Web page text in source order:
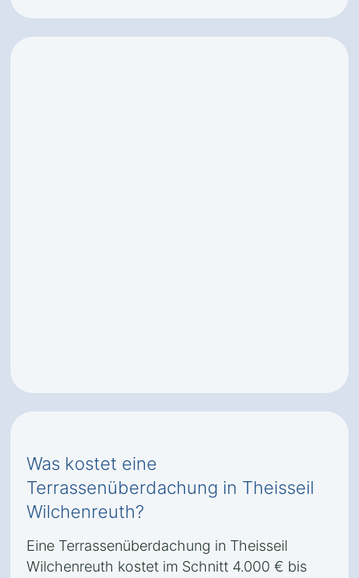
Was kostet eine
Terrassenüberdachung in Theisseil
Wilchenreuth?
Eine Terrassenüberdachung in Theisseil
Wilchenreuth kostet im Schnitt 4.000 € bis